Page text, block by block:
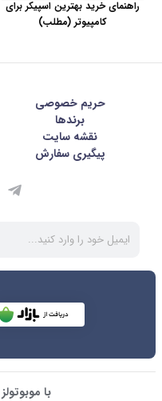
راهنمای خرید بهترین اسپیکر برای
کامپیوتر (مطلب)
حریم خصوصی
برندها
نقشه سایت
پیگیری سفارش
با